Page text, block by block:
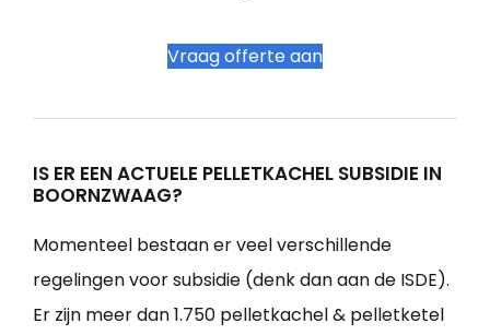
Vraag offerte aan
IS ER EEN ACTUELE PELLETKACHEL SUBSIDIE IN
BOORNZWAAG?
Momenteel bestaan er veel verschillende
regelingen voor subsidie (denk dan aan de ISDE).
Er zijn meer dan 1.750 pelletkachel & pelletketel